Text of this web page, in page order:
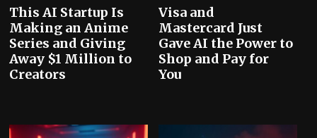
This AI Startup Is
Making an Anime
Series and Giving
Away $1 Million to
Creators
Visa and
Mastercard Just
Gave AI the Power to
Shop and Pay for
You